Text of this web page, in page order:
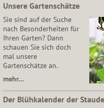
Unsere Gartenschätze
Sie sind auf der Suche
nach Besonderheiten für
Ihren Garten? Dann
schauen Sie sich doch
mal unsere
Gartenschätze an.
mehr…
Der Blühkalender der